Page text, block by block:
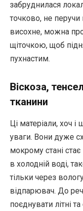
забруднилася
точково, не перучи
висохне, можна
щіточкою, щоб
пухнастим.
Віскоза,
тканини
Ці матеріали, хоч
уваги. Вони дуже
мокрому стані
в холодній воді,
тільки через
відпарювач. До
поєднувати літні